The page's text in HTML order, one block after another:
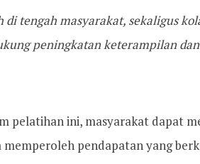
tengah masyarakat, sekaligus
peningkatan keterampilan
pelatihan ini, masyarakat dapat
pendapatan yang